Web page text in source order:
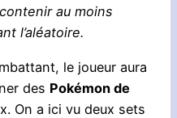
au moins
l’aléatoire.
le joueur aura
des Pokémon de
On a ici vu deux sets